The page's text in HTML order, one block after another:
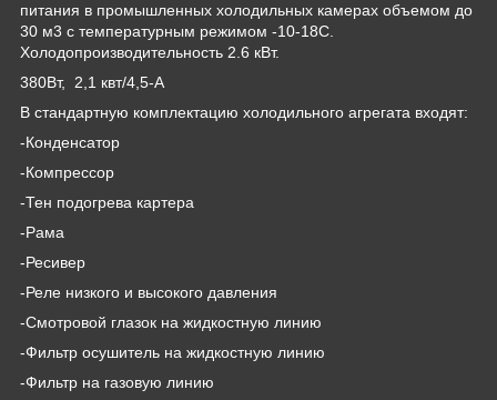
питания в промышленных холодильных камерах объемом до
30 м3 с температурным режимом -10-18С.
Холодопроизводительность 2.6 кВт.
380Вт, 2,1 квт/4,5-А
В стандартную комплектацию холодильного агрегата входят:
-Конденсатор
-Компрессор
-Тен подогрева картера
-Рама
-Ресивер
-Реле низкого и высокого давления
-Смотровой глазок на жидкостную линию
-Фильтр осушитель на жидкостную линию
-Фильтр на газовую линию